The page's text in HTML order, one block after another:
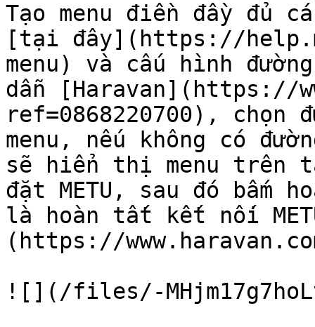
Tạo menu điền đầy đủ
[tại đây](https://
menu) và cấu hình
dẫn [Haravan](https://
ref=0868220700), chọn
menu, nếu không có
sẽ hiển thị menu trên
đặt METU, sau đó bấm
là hoàn tất kết nối
(https://
![](/files/-